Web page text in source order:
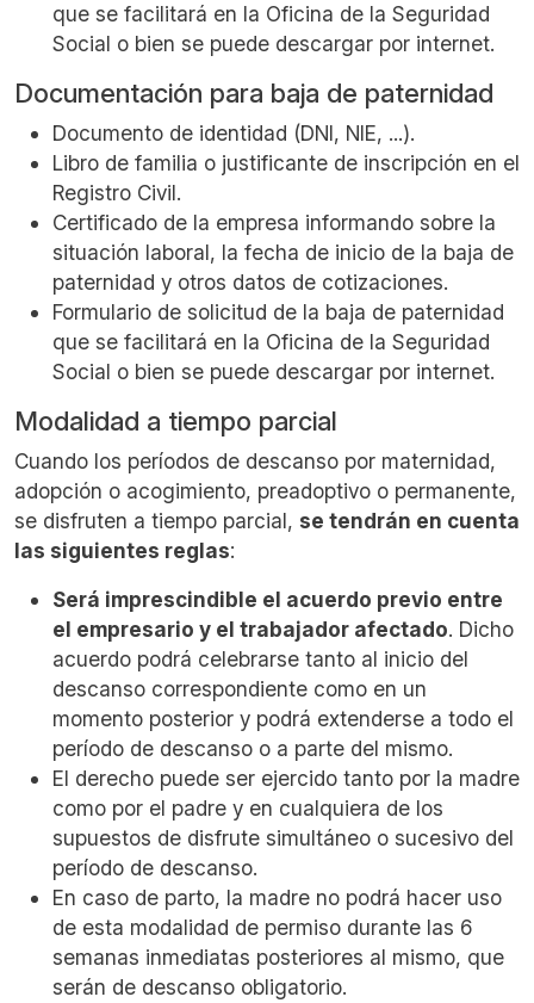
que se facilitará en la Oficina de la Seguridad
Social o bien se puede descargar por internet.
Documentación para baja de paternidad
Documento de identidad (DNI, NIE, ...).
Libro de familia o justificante de inscripción en el
Registro Civil.
Certificado de la empresa informando sobre la
situación laboral, la fecha de inicio de la baja de
paternidad y otros datos de cotizaciones.
Formulario de solicitud de la baja de paternidad
que se facilitará en la Oficina de la Seguridad
Social o bien se puede descargar por internet.
Modalidad a tiempo parcial
Cuando los períodos de descanso por maternidad,
adopción o acogimiento, preadoptivo o permanente,
se disfruten a tiempo parcial, se tendrán en cuenta
las siguientes reglas:
Será imprescindible el acuerdo previo entre
el empresario y el trabajador afectado. Dicho
acuerdo podrá celebrarse tanto al inicio del
descanso correspondiente como en un
momento posterior y podrá extenderse a todo el
período de descanso o a parte del mismo.
El derecho puede ser ejercido tanto por la madre
como por el padre y en cualquiera de los
supuestos de disfrute simultáneo o sucesivo del
período de descanso.
En caso de parto, la madre no podrá hacer uso
de esta modalidad de permiso durante las 6
semanas inmediatas posteriores al mismo, que
serán de descanso obligatorio.